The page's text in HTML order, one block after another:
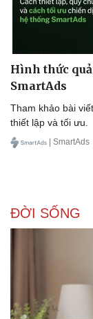
Doanh nghiệp
Thông tin doanh
Doanh nhân
Vì cộng đồng
Hình thức
SmartAds
Tham khảo bài
thiết lập và tối ưu.
| SmartAds
ĐỜI SỐNG